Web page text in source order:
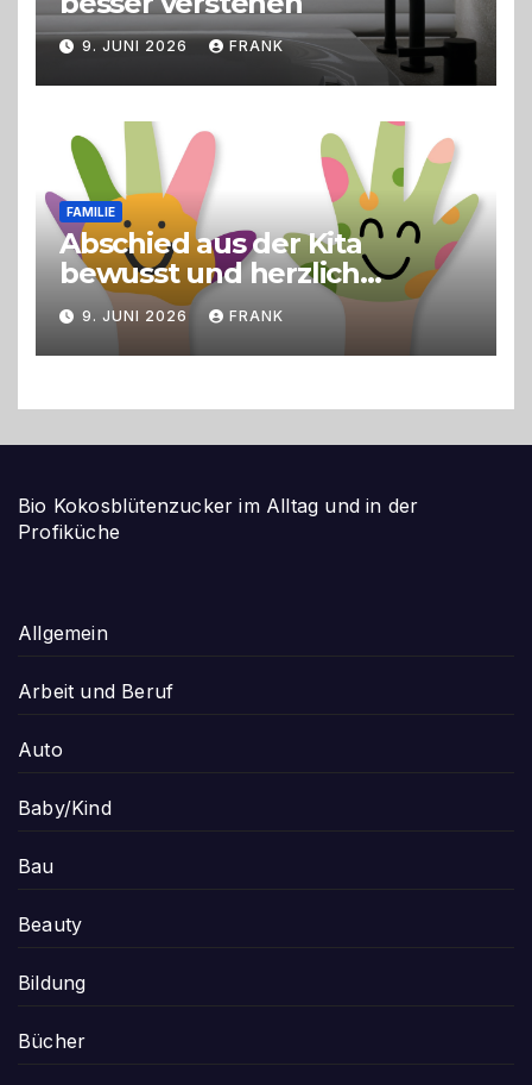
9. JUNI 2026 FRANK
FAMILIE
Abschied aus der Kita
bewusst und herzlich
gestalten
9. JUNI 2026 FRANK
Bio Kokosblütenzucker im Alltag und in der
Profiküche
Allgemein
Arbeit und Beruf
Auto
Baby/Kind
Bau
Beauty
Bildung
Bücher